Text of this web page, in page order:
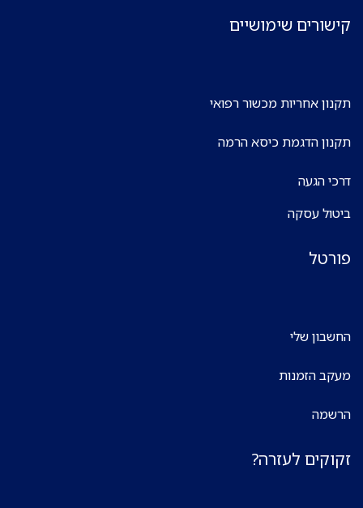
קישורים שימושיים
תקנון אחריות מכשור רפואי
תקנון הדגמת כיסא הרמה
דרכי הגעה
ביטול עסקה
פורטל
החשבון שלי
מעקב הזמנות
הרשמה
זקוקים לעזרה?